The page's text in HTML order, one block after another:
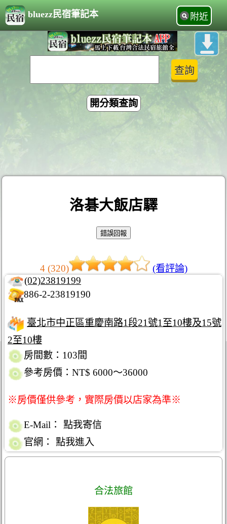
bluezz民宿筆記本 附近
開分類查詢
洛碁大飯店驛
4 (320)
(看評論)
(02)23819199
886-2-23819190
臺北市中正區重慶南路1段21號1至10樓及15號
2至10樓
房間數：103間
參考房價：NT$ 6000～36000
※房價僅供參考，實際房價以店家為準※
E-Mail：
點我寄信
官網：
點我進入
合法旅館